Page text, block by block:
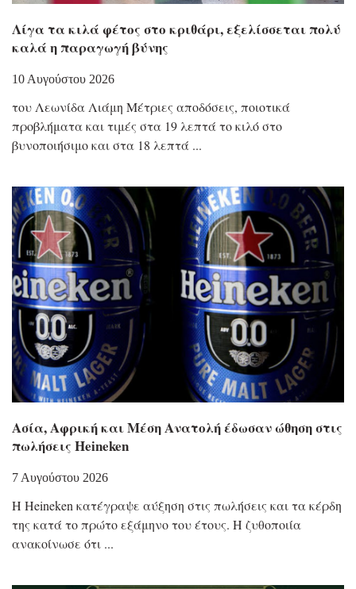
Λίγα τα κιλά φέτος στο κριθάρι, εξελίσσεται πολύ
καλά η παραγωγή βύνης
10 Αυγούστου 2026
του Λεωνίδα Λιάμη Μέτριες αποδόσεις, ποιοτικά
προβλήματα και τιμές στα 19 λεπτά το κιλό στο
βυνοποιήσιμο και στα 18 λεπτά
Ασία, Αφρική και Μέση Ανατολή έδωσαν ώθηση στις
πωλήσεις Heineken
7 Αυγούστου 2026
Η Heineken κατέγραψε αύξηση στις πωλήσεις και τα κέρδη
της κατά το πρώτο εξάμηνο του έτους. Η ζυθοποιία
ανακοίνωσε ότι